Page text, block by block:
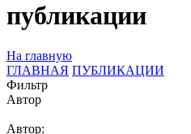
публикации
На главную
ГЛАВНАЯ ПУБЛИКАЦИИ
Фильтр
Автор
Автор: